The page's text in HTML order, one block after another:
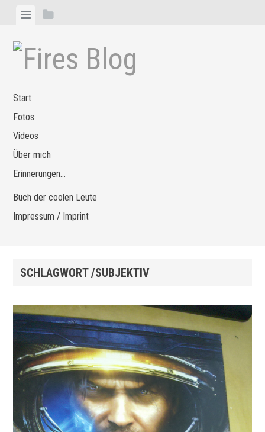
Zum
springen
MenüSeitenleiste
Start
Fotos
Videos
Über mich
Erinnerungen…
Buch der coolen Leute
Impressum / Imprint
SCHLAGWORT /SUBJEKTIV